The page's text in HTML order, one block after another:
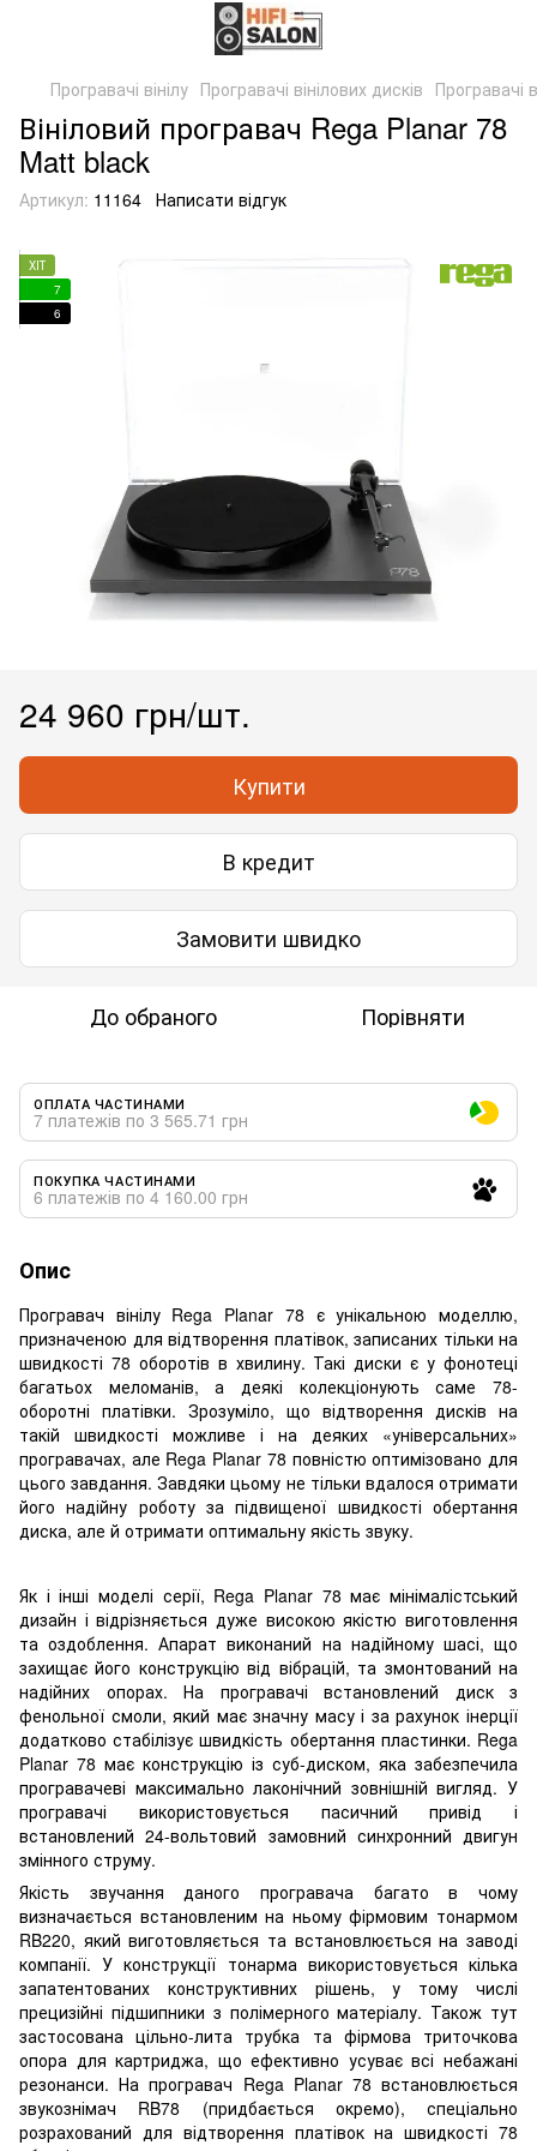
Програвачі вінілу Програвачі вінілових дисків Програвачі
Вініловий програвач Rega Planar 78
Matt black
Артикул: 11164 Написати відгук
ХІТ
7
6
24 960 грн/шт.
Купити
В кредит
Замовити швидко
До обраного Порівняти
ОПЛАТА ЧАСТИНАМИ
7 платежів по 3 565.71 грн
ПОКУПКА ЧАСТИНАМИ
6 платежів по 4 160.00 грн
Опис
Програвач вінілу Rega Planar 78 є унікальною моделлю,
призначеною для відтворення платівок, записаних тільки на
швидкості 78 оборотів в хвилину. Такі диски є у фонотеці
багатьох меломанів, а деякі колекціонують саме 78-
оборотні платівки. Зрозуміло, що відтворення дисків на
такій швидкості можливе і на деяких «універсальних»
програвачах, але Rega Planar 78 повністю оптимізовано для
цього завдання. Завдяки цьому не тільки вдалося отримати
його надійну роботу за підвищеної швидкості обертання
диска, але й отримати оптимальну якість звуку.
Як і інші моделі серії, Rega Planar 78 має мінімалістський
дизайн і відрізняється дуже високою якістю виготовлення
та оздоблення. Апарат виконаний на надійному шасі, що
захищає його конструкцію від вібрацій, та змонтований на
надійних опорах. На програвачі встановлений диск з
фенольної смоли, який має значну масу і за рахунок інерції
додатково стабілізує швидкість обертання пластинки. Rega
Planar 78 має конструкцію із суб-диском, яка забезпечила
програвачеві максимально лаконічний зовнішній вигляд. У
програвачі використовується пасичний привід і
встановлений 24-вольтовий замовний синхронний двигун
змінного струму.
Якість звучання даного програвача багато в чому
визначається встановленим на ньому фірмовим тонармом
RB220, який виготовляється та встановлюється на заводі
компанії. У конструкції тонарма використовується кілька
запатентованих конструктивних рішень, у тому числі
прецизійні підшипники з полімерного матеріалу. Також тут
застосована цільно-лита трубка та фірмова триточкова
опора для картриджа, що ефективно усуває всі небажані
резонанси. На програвач Rega Planar 78 встановлюється
звукознімач RB78 (придбається окремо), спеціально
розрахований для відтворення платівок на швидкості 78